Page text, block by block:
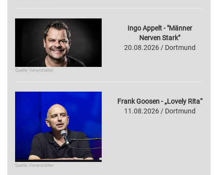
Quelle: Veranstalter
Ingo Appelt - "Männer
Nerven Stark"
20.08.2026 / Dortmund
Quelle: Veranstalter
Frank Goosen - „Lovely Rita“
11.08.2026 / Dortmund